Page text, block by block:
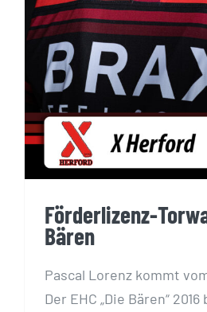
Förderlizenz-
Bären
Pascal Lorenz kommt
Der EHC „Die Bären“